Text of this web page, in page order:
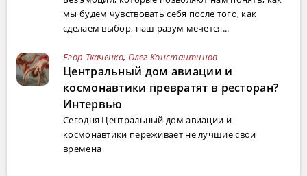
мы будем чувствовать себя после того, как
сделаем выбор, наш разум мечется...
Егор Ткаченко, Олег Константинов
Центральный дом авиации и
космонавтики превратят в ресторан?
Интервью
Сегодня Центральный дом авиации и
космонавтики переживает не лучшие свои
времена